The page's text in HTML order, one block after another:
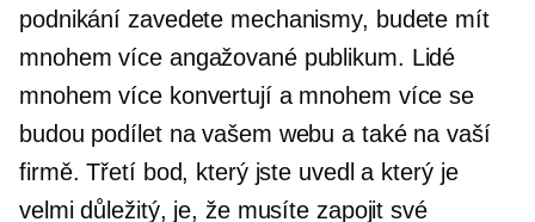
podnikání zavedete mechanismy, budete mít
mnohem více angažované publikum. Lidé
mnohem více konvertují a mnohem více se
budou podílet na vašem webu a také na vaší
firmě. Třetí bod, který jste uvedl a který je
velmi důležitý, je, že musíte zapojit své